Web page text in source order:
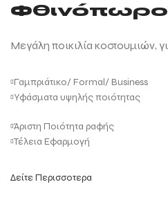
Μεγάλη ποικιλία κοστουμιών,
Γαμπριάτικο/ Formal/ Business
Υφάσματα υψηλής ποιότητας
Άριστη Ποιότητα ραφής
Τέλεια Εφαρμογή
Δείτε Περισσοτερα